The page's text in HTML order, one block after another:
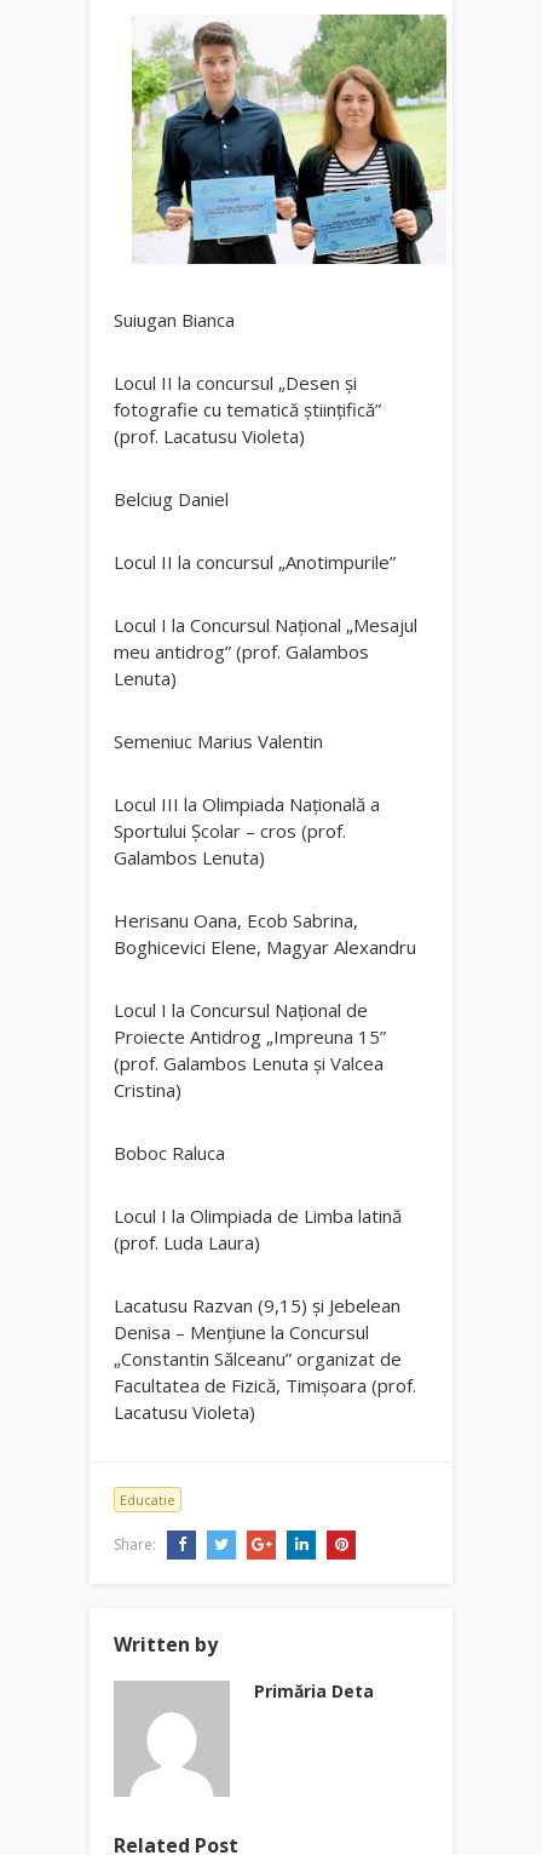
Suiugan Bianca
Locul II la concursul „Desen și
fotografie cu tematică științifică”
(prof. Lacatusu Violeta)
Belciug Daniel
Locul II la concursul „Anotimpurile”
Locul I la Concursul Național „Mesajul
meu antidrog” (prof. Galambos
Lenuta)
Semeniuc Marius Valentin
Locul III la Olimpiada Națională a
Sportului Școlar – cros (prof.
Galambos Lenuta)
Herisanu Oana, Ecob Sabrina,
Boghicevici Elene, Magyar Alexandru
Locul I la Concursul Național de
Proiecte Antidrog „Impreuna 15”
(prof. Galambos Lenuta și Valcea
Cristina)
Boboc Raluca
Locul I la Olimpiada de Limba latină
(prof. Luda Laura)
Lacatusu Razvan (9,15) și Jebelean
Denisa – Mențiune la Concursul
„Constantin Sălceanu” organizat de
Facultatea de Fizică, Timișoara (prof.
Lacatusu Violeta)
Educatie
Share:
Written by
Primăria Deta
Related Post